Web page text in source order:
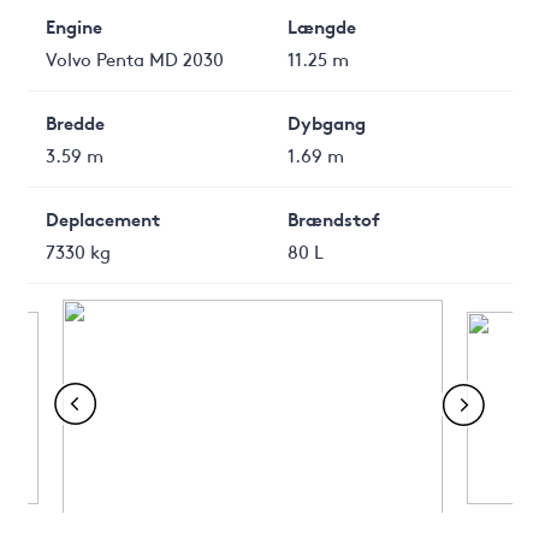
Engine
Volvo Penta MD 2030
Længde
11.25 m
Bredde
3.59 m
Dybgang
1.69 m
Deplacement
7330 kg
Brændstof
80 L